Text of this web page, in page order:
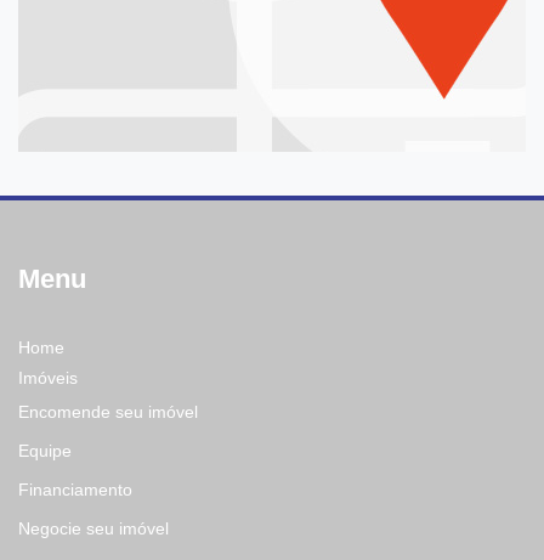
Menu
Home
Imóveis
Encomende seu imóvel
Equipe
Financiamento
Negocie seu imóvel